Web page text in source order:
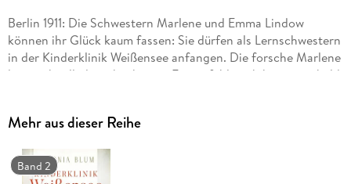
Berlin 1911: Die Schwestern Marlene und Emma Lindow
können ihr Glück kaum fassen: Sie dürfen als Lernschwestern
in der Kinderklinik Weißensee anfangen. Die forsche Marlene
lernt schnell, die schüchterne Emma fühlt sich hingegen bald
Doktor Maximilian von Weilert und in das noch junge
Kinderärztin zu werden.
Mehr aus dieser Reihe
Band 2